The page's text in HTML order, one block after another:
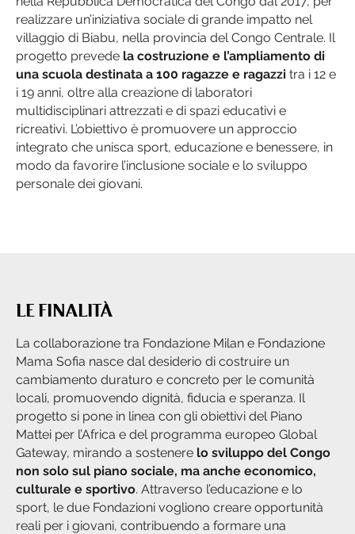
realizzare un’iniziativa sociale di grande impatto nel
villaggio di Biabu, nella provincia del Congo Centrale. Il
progetto prevede la costruzione e l’ampliamento di
una scuola destinata a 100 ragazze e ragazzi tra i 12 e
i 19 anni, oltre alla creazione di laboratori
multidisciplinari attrezzati e di spazi educativi e
ricreativi. L’obiettivo è promuovere un approccio
integrato che unisca sport, educazione e benessere, in
modo da favorire l’inclusione sociale e lo sviluppo
personale dei giovani.
LE FINALITÀ
La collaborazione tra Fondazione Milan e Fondazione
Mama Sofia nasce dal desiderio di costruire un
cambiamento duraturo e concreto per le comunità
locali, promuovendo dignità, fiducia e speranza. Il
progetto si pone in linea con gli obiettivi del Piano
Mattei per l’Africa e del programma europeo Global
Gateway, mirando a sostenere lo sviluppo del Congo
non solo sul piano sociale, ma anche economico,
culturale e sportivo. Attraverso l’educazione e lo
sport, le due Fondazioni vogliono creare opportunità
reali per i giovani, contribuendo a formare una